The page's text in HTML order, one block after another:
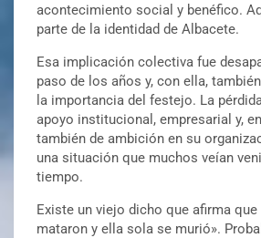
acontecimiento social y benéfico.
parte de la identidad de Albacete.
Esa implicación colectiva fue
paso de los años y, con ella,
la importancia del festejo. La
apoyo institucional, empresarial y,
también de ambición en su
una situación que muchos veían
tiempo.
Existe un viejo dicho que afirma
mataron y ella sola se murió».